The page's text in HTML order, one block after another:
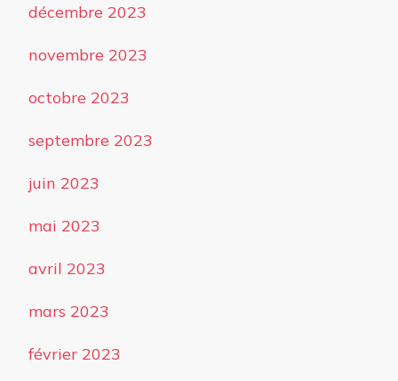
décembre 2023
novembre 2023
octobre 2023
septembre 2023
juin 2023
mai 2023
avril 2023
mars 2023
février 2023